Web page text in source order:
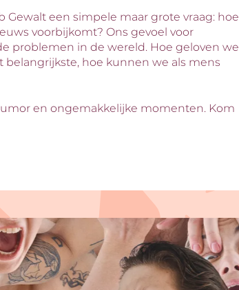
een simpele maar grote vraag: hoe
voorbijkomt? Ons gevoel voor
problemen in de wereld. Hoe geloven we
hoe kunnen we als mens
en ongemakkelijke momenten. Kom